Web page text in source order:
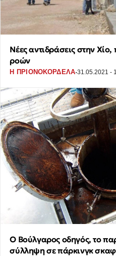
Νέες αντιδράσεις στην
ροών
Η ΠΡΙΟΝΟΚΟΡΔΕΛΑ·31.05.2021 -
Ο Βούλγαρος οδηγός, το
σύλληψη σε πάρκινγκ